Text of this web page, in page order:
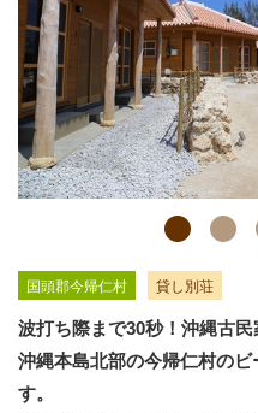
国頭郡今帰仁村 貸し別荘
波打ち際まで30秒！沖縄古
沖縄本島北部の今帰仁村の
す。